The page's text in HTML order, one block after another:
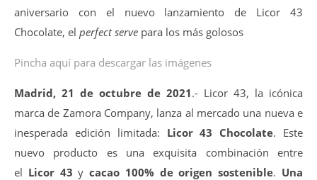
aniversario con el nuevo lanzamiento de Licor 43
Chocolate, el perfect serve para los más golosos
Pincha aquí para descargar las imágenes
Madrid, 21 de octubre de 2021.- Licor 43, la icónica
marca de Zamora Company, lanza al mercado una nueva e
inesperada edición limitada: Licor 43 Chocolate. Este
nuevo producto es una exquisita combinación entre
el Licor 43 ycacao 100% de origen sostenible. Una